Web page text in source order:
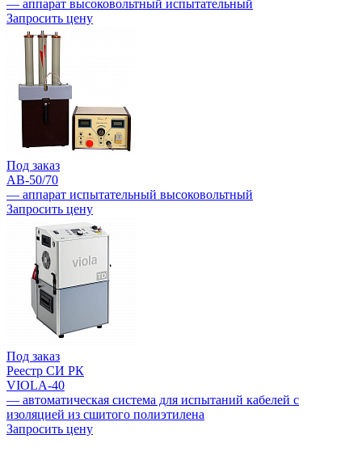
— аппарат высоковольтный испытательный
Запросить цену
Под заказ
АВ-50/70
— аппарат испытательный высоковольтный
Запросить цену
Под заказ
Реестр СИ РК
VIOLA-40
— автоматическая система для испытаний кабелей с
изоляцией из сшитого полиэтилена
Запросить цену